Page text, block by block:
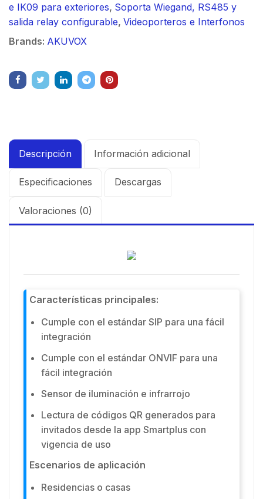
e IK09 para exteriores, Soporta Wiegand, RS485 y
salida relay configurable, Videoporteros e Interfonos
Brands: AKUVOX
Descripción Información adicional
Especificaciones Descargas
Valoraciones (0)
Características principales:
Cumple con el estándar SIP para una fácil
integración
Cumple con el estándar ONVIF para una
fácil integración
Sensor de iluminación e infrarrojo
Lectura de códigos QR generados para
invitados desde la app Smartplus con
vigencia de uso
Escenarios de aplicación
Residencias o casas